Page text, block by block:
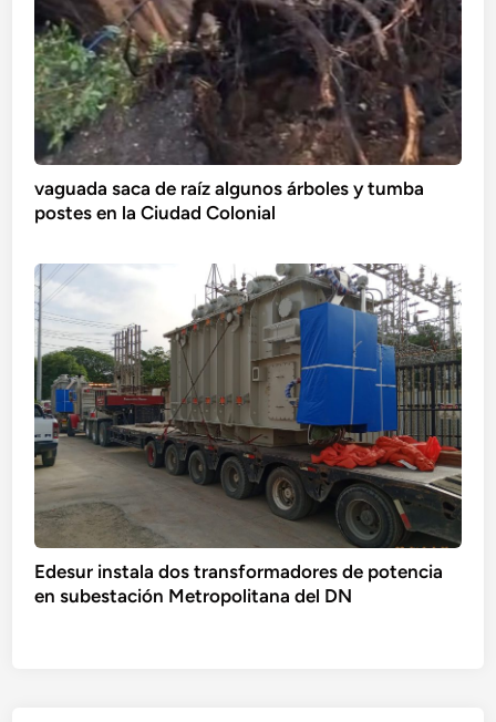
vaguada saca de raíz algunos árboles y tumba
postes en la Ciudad Colonial
Edesur instala dos transformadores de potencia
en subestación Metropolitana del DN